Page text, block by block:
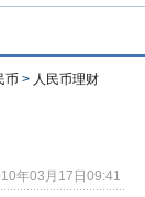
币 > 人民币理财
年03月17日09:41